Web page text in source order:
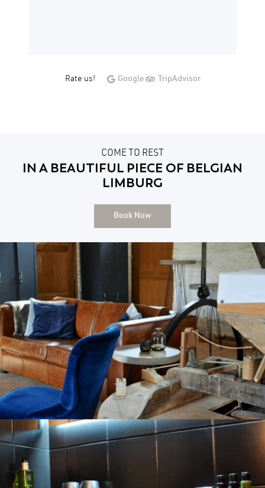
Rate us! Google TripAdvisor
COME TO REST
IN A BEAUTIFUL PIECE OF BELGIAN
LIMBURG
Book Now